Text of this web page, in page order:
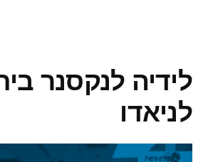
לידיה לנקסנר
לניאדו